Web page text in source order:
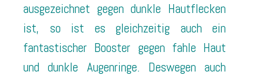
ausgezeichnet gegen dunkle Hautflecken
ist, so ist es gleichzeitig auch ein
fantastischer Booster gegen fahle Haut
und dunkle Augenringe. Deswegen auch